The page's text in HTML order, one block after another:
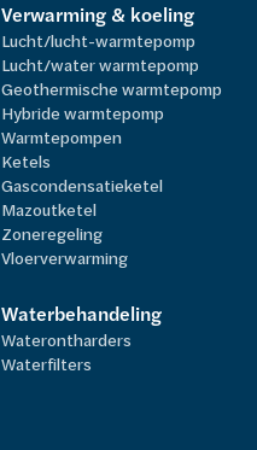
Verwarming & koeling
Lucht/lucht-warmtepomp
Lucht/water warmtepomp
Geothermische warmtepomp
Hybride warmtepomp
Warmtepompen
Ketels
Gascondensatieketel
Mazoutketel
Zoneregeling
Vloerverwarming
Waterbehandeling
Waterontharders
Waterfilters